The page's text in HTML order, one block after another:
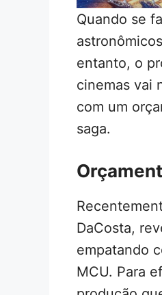
Quando se
entanto, o
cinemas vai
com um
saga.
DaCosta,
empatando
MCU. Para